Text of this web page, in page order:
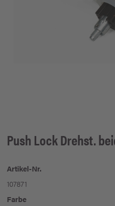
Push Lock Drehst.
Artikel-Nr.
107871
Farbe